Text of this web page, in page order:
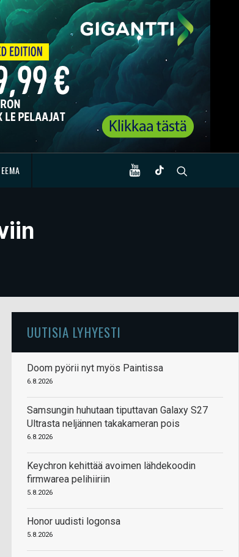
UUTISIA LYHYESTI
Doom pyörii nyt myös Paintissa
6.8.2026
Samsungin huhutaan tiputtavan Galaxy S27
Ultrasta neljännen takakameran pois
6.8.2026
Keychron kehittää avoimen lähdekoodin
firmwarea pelihiiriin
5.8.2026
Honor uudisti logonsa
5.8.2026